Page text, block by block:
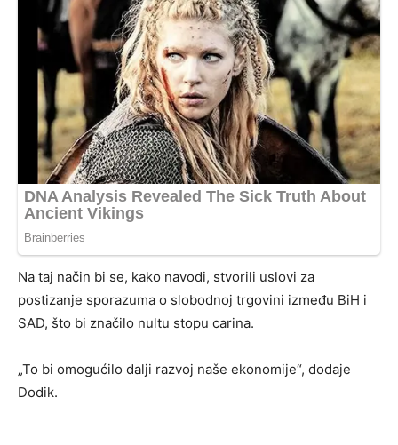
Na taj način bi se, kako navodi, stvorili uslovi za
postizanje sporazuma o slobodnoj trgovini između BiH i
SAD, što bi značilo nultu stopu carina.
„To bi omogućilo dalji razvoj naše ekonomije“, dodaje
Dodik.